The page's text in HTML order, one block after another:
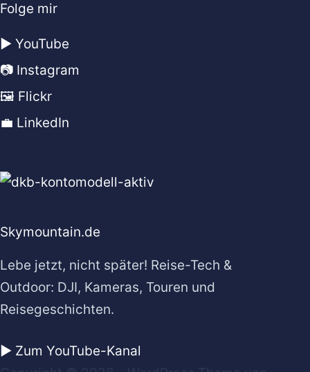
Folge mir
▶️ YouTube
📷 Instagram
🖼️ Flickr
💼 LinkedIn
Skymountain.de
Lebe jetzt, nicht später! Reise-Tech &
Outdoor: DJI, Kameras, Touren und
Reisegeschichten.
▶️ Zum YouTube-Kanal